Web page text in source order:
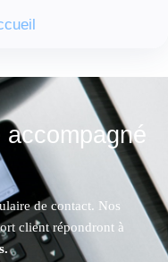
de contact. Nos
client répondront à